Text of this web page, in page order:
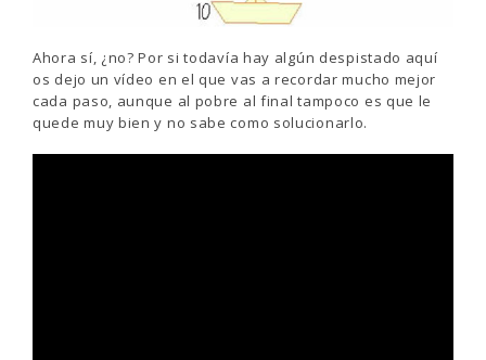
Ahora sí, ¿no? Por si todavía hay algún despistado aquí
os dejo un vídeo en el que vas a recordar mucho mejor
cada paso, aunque al pobre al final tampoco es que le
quede muy bien y no sabe como solucionarlo.